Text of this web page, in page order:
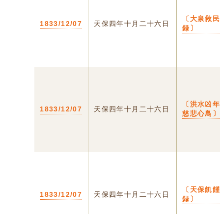
1833/12/07 天保四年十月二十六日
〔大泉救民
録〕
1833/12/07 天保四年十月二十六日
〔洪水凶年
慈悲心鳥〕
1833/12/07 天保四年十月二十六日
〔天保飢饉
録〕